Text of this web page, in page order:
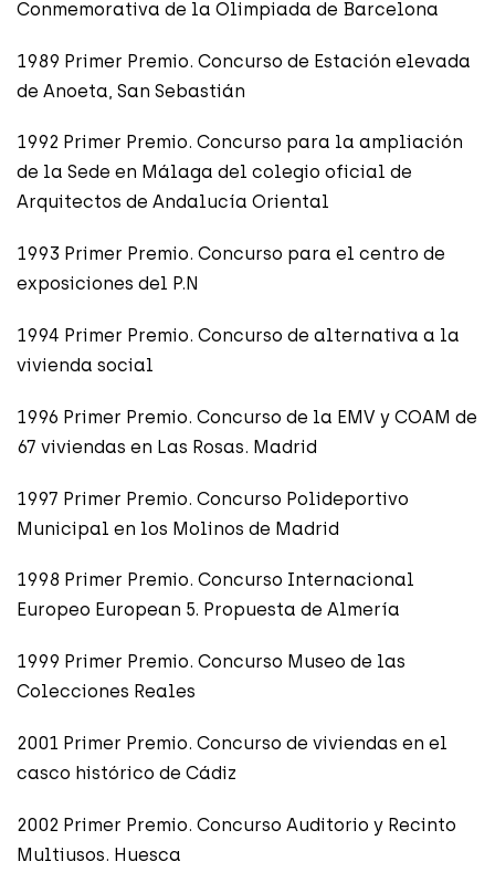
Conmemorativa de la Olimpiada de Barcelona
1989 Primer Premio. Concurso de Estación elevada
de Anoeta, San Sebastián
1992 Primer Premio. Concurso para la ampliación
de la Sede en Málaga del colegio oficial de
Arquitectos de Andalucía Oriental
1993 Primer Premio. Concurso para el centro de
exposiciones del P.N
1994 Primer Premio. Concurso de alternativa a la
vivienda social
1996 Primer Premio. Concurso de la EMV y COAM de
67 viviendas en Las Rosas. Madrid
1997 Primer Premio. Concurso Polideportivo
Municipal en los Molinos de Madrid
1998 Primer Premio. Concurso Internacional
Europeo European 5. Propuesta de Almería
1999 Primer Premio. Concurso Museo de las
Colecciones Reales
2001 Primer Premio. Concurso de viviendas en el
casco histórico de Cádiz
2002 Primer Premio. Concurso Auditorio y Recinto
Multiusos. Huesca